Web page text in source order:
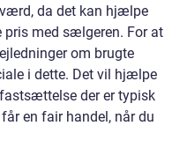
da det kan hjælpe
pris med sælgeren. For at
om brugte
i dette. Det vil hjælpe
der er typisk
en fair handel, når du